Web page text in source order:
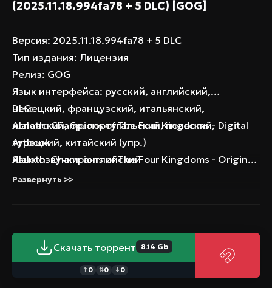
(2025.11.18.994fa78 + 5 DLC) [GOG]
Версия: 2025.11.18.994fa78 + 5 DLC
Тип издания: Лицензия
Релиз: GOG
Язык интерфейса: русский, английский,
немецкий, французский, итальянский,
испанский, бр. португальский, польский,
турецкий, китайский (упр.)
Язык озвучки: английский
Таблэтка: Не требуется (DRM-Free)
DLC:
Alaloth: Champions of The Four Kingdoms - Digital
Artbook
Alaloth: Champions of The Four Kingdoms - Original
Soundtrack
Alaloth: Champions of The Four Kingdoms -
Supporter pack Wallpapers
Развернуть >>
Скачать торрент 8.14 Gb
↑0 ⇅0 ↓0